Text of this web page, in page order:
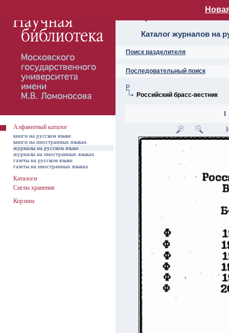
Алфавитный
Каталог журналов на
Поиск разделителя
Последовательный поиск
Р
Российский брасс-вестник
1
Алфавитный каталог
книги на русском языке
книги на иностранных языках
журналы на русском языке
журналы на иностранных языках
газеты на русском языке
газеты на иностранных языках
Каталоги
Сиглы хранения
Корзина